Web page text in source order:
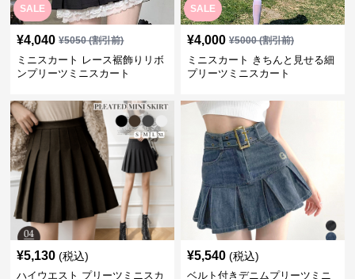
SALE
¥4,040 ¥5050(割引前)
ミニスカート レース裾飾りリボ
ンプリーツミニスカート
SALE
¥4,000 ¥5000(割引前)
ミニスカート きちんと見せる細
プリーツミニスカート
¥5,130 (税込)
ハイウエスト プリーツミニスカ
¥5,540 (税込)
ベルト付きデニムプリーツミニ